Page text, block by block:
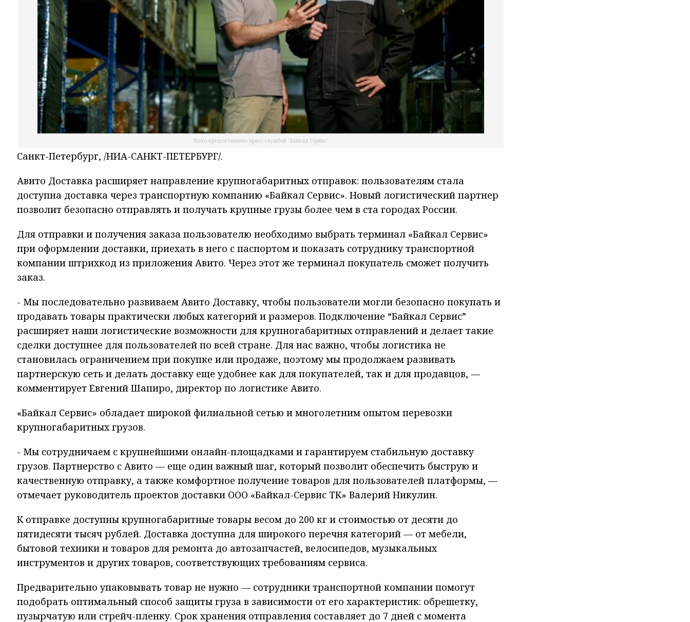
Фото предоставлено пресс-службой "Байкал Сервис"
Санкт-Петербург, /НИА-САНКТ-ПЕТЕРБУРГ/.
Авито Доставка расширяет направление крупногабаритных отправок: пользователям стала
доступна доставка через транспортную компанию «Байкал Сервис». Новый логистический партнер
позволит безопасно отправлять и получать крупные грузы более чем в ста городах России.
Для отправки и получения заказа пользователю необходимо выбрать терминал «Байкал Сервис»
при оформлении доставки, приехать в него с паспортом и показать сотруднику транспортной
компании штрихкод из приложения Авито. Через этот же терминал покупатель сможет получить
заказ.
- Мы последовательно развиваем Авито Доставку, чтобы пользователи могли безопасно покупать и
продавать товары практически любых категорий и размеров. Подключение “Байкал Сервис”
расширяет наши логистические возможности для крупногабаритных отправлений и делает такие
сделки доступнее для пользователей по всей стране. Для нас важно, чтобы логистика не
становилась ограничением при покупке или продаже, поэтому мы продолжаем развивать
партнерскую сеть и делать доставку еще удобнее как для покупателей, так и для продавцов, —
комментирует Евгений Шапиро, директор по логистике Авито.
«Байкал Сервис» обладает широкой филиальной сетью и многолетним опытом перевозки
крупногабаритных грузов.
- Мы сотрудничаем с крупнейшими онлайн-площадками и гарантируем стабильную доставку
грузов. Партнерство с Авито — еще один важный шаг, который позволит обеспечить быструю и
качественную отправку, а также комфортное получение товаров для пользователей платформы, —
отмечает руководитель проектов доставки ООО «Байкал-Сервис ТК» Валерий Никулин.
К отправке доступны крупногабаритные товары весом до 200 кг и стоимостью от десяти до
пятидесяти тысяч рублей. Доставка доступна для широкого перечня категорий — от мебели,
бытовой техники и товаров для ремонта до автозапчастей, велосипедов, музыкальных
инструментов и других товаров, соответствующих требованиям сервиса.
Предварительно упаковывать товар не нужно — сотрудники транспортной компании помогут
подобрать оптимальный способ защиты груза в зависимости от его характеристик: обрешетку,
пузырчатую или стрейч-пленку. Срок хранения отправления составляет до 7 дней с момента